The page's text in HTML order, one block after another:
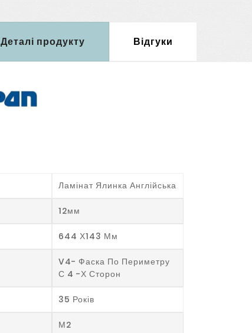
Деталі продукту Відгуки
Ламінат Ялинка Англійська
12мм
644 Х143 Мм
V4- Фаска По Периметру
С 4 -х Сторон
35 Років
М2